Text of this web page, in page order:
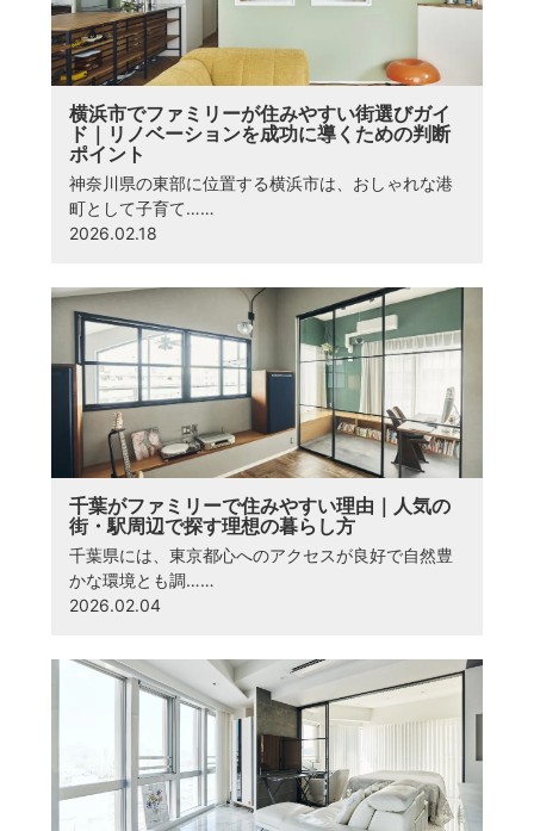
横浜市でファミリーが住みやすい街選びガイ
ド｜リノベーションを成功に導くための判断
ポイント
神奈川県の東部に位置する横浜市は、おしゃれな港
町として子育て……
2026.02.18
千葉がファミリーで住みやすい理由｜人気の
街・駅周辺で探す理想の暮らし方
千葉県には、東京都心へのアクセスが良好で自然豊
かな環境とも調……
2026.02.04